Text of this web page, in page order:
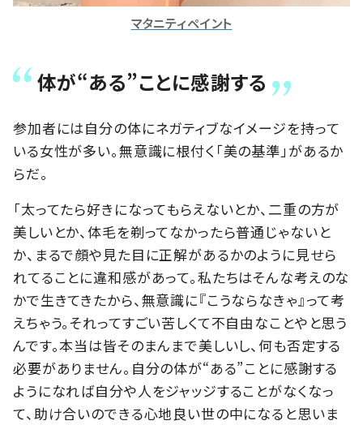
マタニティペイント
体が“ある”ことに感謝する
参加者には自分の体にネガティブなイメージを持って
いる女性が多い。無意識に根付く「美の基準」があるか
らだ。
「太ってたら好きになってもらえないとか、二重の方が
美しいとか、体毛を剃ってなかったら普通じゃないと
か、まるで顔や見た目に正解があるかのように見せら
れてることに違和感があって。私たちはそんな考えのな
かで生きてきたから、無意識に『こうならなきゃ』って考
えちゃう。それってすごい苦しくて不自由なことやと思う
んです。本当は皆そのまんまで美しいし、何も否定する
必要がありません。自分の体が“ある”ことに感謝する
ようになれば自分や人をジャッジすることがなくなっ
て、助け合いのできる心地良い世の中になると思いま